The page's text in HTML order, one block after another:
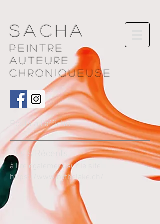
Sacha
Peintre
AUTEURE
chroniqueuse
Posts à l'affiche
Pos ts Récents
à lire également sur le site
https://www.bythelake.ch/